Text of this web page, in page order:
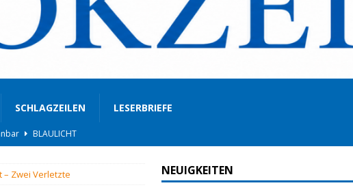
SCHLAGZEILEN LESERBRIEFE
BLAULICHT
TOP
Zwei Verletzte NEUIGKEITEN